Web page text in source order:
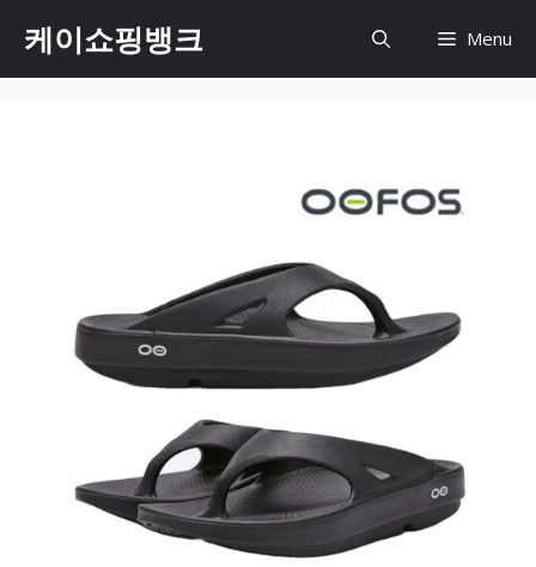
content
케이쇼핑뱅크 Menu